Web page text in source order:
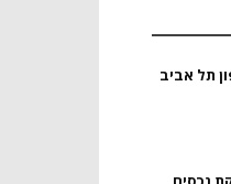
תל אביב